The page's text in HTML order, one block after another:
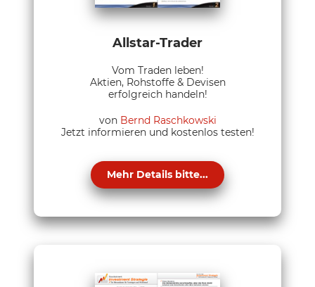
Allstar-Trader
Vom Traden leben!
Aktien, Rohstoffe & Devisen
erfolgreich handeln!
von Bernd Raschkowski
Jetzt informieren und kostenlos testen!
Mehr Details bitte...